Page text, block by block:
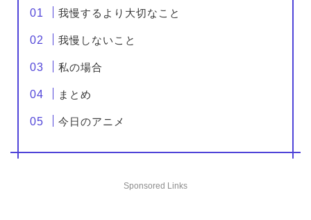
我慢するより大切なこと
我慢しないこと
私の場合
まとめ
今日のアニメ
Sponsored Links